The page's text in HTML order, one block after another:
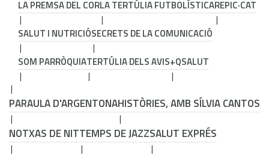
LA PREMSA DEL CORLA TERTÚLIA FUTBOLÍSTICAREPIC·CAT
SALUT I NUTRICIÓSECRETS DE LA COMUNICACIÓ
SOM PARRÒQUIATERTÚLIA DELS AVIS+QSALUT
PARAULA D'ARGENTONAHISTÒRIES, AMB SÍLVIA CANTOS
NOTXAS DE NITTEMPS DE JAZZSALUT EXPRÉS